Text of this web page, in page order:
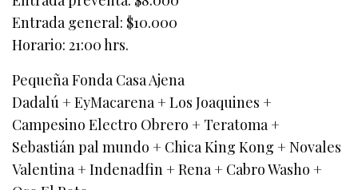
Entrada general: $10.000
Horario: 21:00 hrs.
Pequeña Fonda Casa Ajena
Dadalú + EyMacarena + Los Joaquines +
Campesino Electro Obrero + Teratoma +
Sebastián pal mundo + Chica King Kong + Novales
Valentina + Indenadfin + Rena + Cabro Washo +